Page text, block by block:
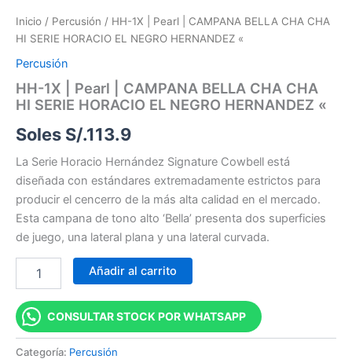
Inicio / Percusión / HH-1X | Pearl | CAMPANA BELLA CHA CHA
HI SERIE HORACIO EL NEGRO HERNANDEZ «
Percusión
HH-1X | Pearl | CAMPANA BELLA CHA CHA
HI SERIE HORACIO EL NEGRO HERNANDEZ «
Soles S/.113.9
La Serie Horacio Hernández Signature Cowbell está
diseñada con estándares extremadamente estrictos para
producir el cencerro de la más alta calidad en el mercado.
Esta campana de tono alto ‘Bella’ presenta dos superficies
de juego, una lateral plana y una lateral curvada.
Añadir al carrito
CONSULTAR STOCK POR WHATSAPP
Categoría: Percusión